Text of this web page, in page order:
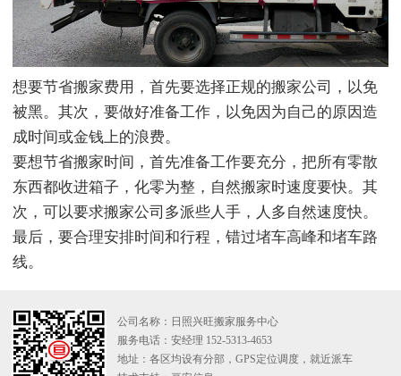
想要节省搬家费用，首先要选择正规的搬家公司，以免
被黑。其次，要做好准备工作，以免因为自己的原因造
成时间或金钱上的浪费。
要想节省搬家时间，首先准备工作要充分，把所有零散
东西都收进箱子，化零为整，自然搬家时速度要快。其
次，可以要求搬家公司多派些人手，人多自然速度快。
最后，要合理安排时间和行程，错过堵车高峰和堵车路
线。
公司名称：日照兴旺搬家服务中心
服务电话：安经理 152-5313-4653
地址：各区均设有分部，GPS定位调度，就近派车